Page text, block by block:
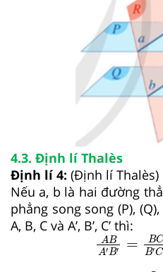
4.3. Định lí Thalès
Định lí 4: (Định lí Thalès)
Nếu a, b là hai đường
phẳng song song (P),
A, B, C và A’, B’, C’ thì:
A B
A′B′ = BC
B′C
ABA'B B